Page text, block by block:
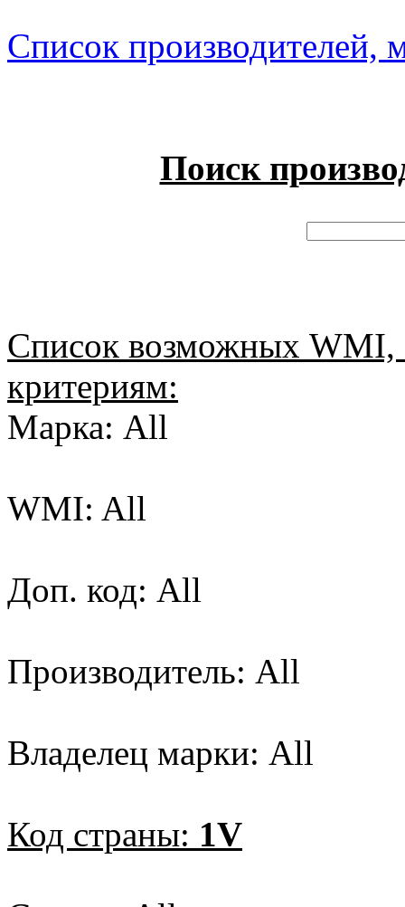
Список производителей,
Поиск
Список возможных
критериям:
Марка: All
WMI: All
Доп. код: All
Производитель: All
Владелец марки: All
Код страны: 1V